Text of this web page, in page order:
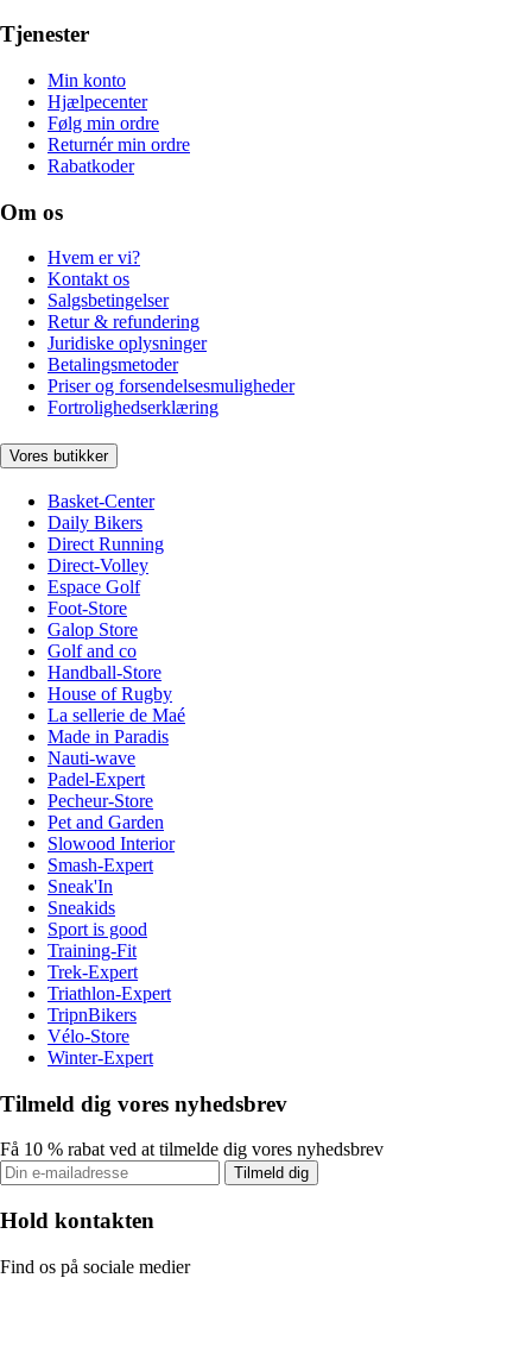
Tjenester
Min konto
Hjælpecenter
Følg min ordre
Returnér min ordre
Rabatkoder
Om os
Hvem er vi?
Kontakt os
Salgsbetingelser
Retur & refundering
Juridiske oplysninger
Betalingsmetoder
Priser og forsendelsesmuligheder
Fortrolighedserklæring
Vores butikker
Basket-Center
Daily Bikers
Direct Running
Direct-Volley
Espace Golf
Foot-Store
Galop Store
Golf and co
Handball-Store
House of Rugby
La sellerie de Maé
Made in Paradis
Nauti-wave
Padel-Expert
Pecheur-Store
Pet and Garden
Slowood Interior
Smash-Expert
Sneak'In
Sneakids
Sport is good
Training-Fit
Trek-Expert
Triathlon-Expert
TripnBikers
Vélo-Store
Winter-Expert
Tilmeld dig vores nyhedsbrev
Få 10 % rabat ved at tilmelde dig vores nyhedsbrev
Tilmeld dig
Hold kontakten
Find os på sociale medier